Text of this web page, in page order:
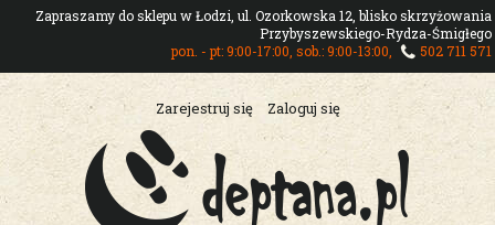
Zapraszamy do sklepu w Łodzi, ul. Ozorkowska 12, blisko skrzyżowania
Przybyszewskiego-Rydza-Śmigłego
pon. - pt: 9:00-17:00, sob.: 9:00-13:00,
502 711 571
Zarejestruj się Zaloguj się